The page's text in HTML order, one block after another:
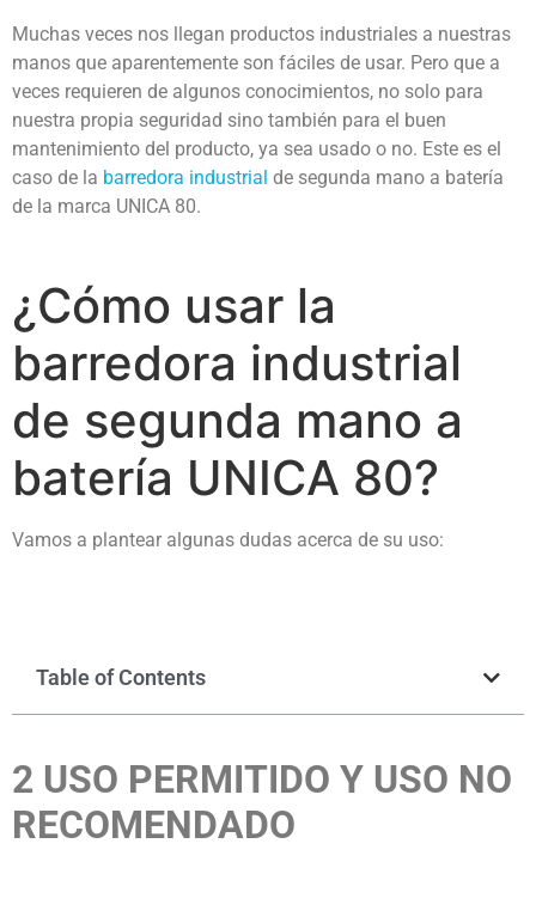
Muchas veces nos llegan productos industriales a nuestras
manos que aparentemente son fáciles de usar. Pero que a
veces requieren de algunos conocimientos, no solo para
nuestra propia seguridad sino también para el buen
mantenimiento del producto, ya sea usado o no. Este es el
caso de la barredora industrial de segunda mano a batería
de la marca UNICA 80.
¿Cómo usar la
barredora industrial
de segunda mano a
batería UNICA 80?
Vamos a plantear algunas dudas acerca de su uso:
Table of Contents
2 USO PERMITIDO Y USO NO
RECOMENDADO